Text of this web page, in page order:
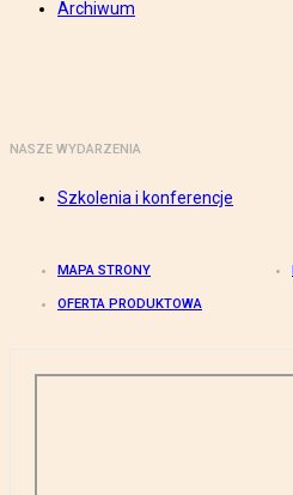
Archiwum
NASZE WYDARZENIA
Szkolenia i konferencje
MAPA STRONY
OFERTA PRODUKTOWA